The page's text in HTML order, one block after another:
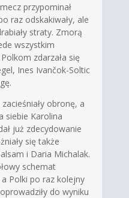
przypominał
raz odskakiwały, ale
straty. Zmorą
wszystkim
zdarzała się
Ines Ivančok-Soltic
obronę, a
siebie Karolina
już zdecydowanie
się także
i Daria Michalak.
schemat
Polki po raz kolejny
do wyniku